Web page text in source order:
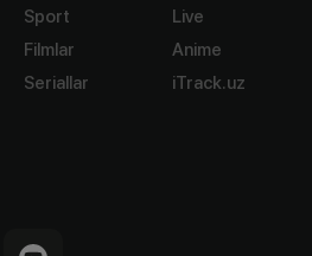
Sport
Filmlar
Seriallar
Live
Anime
iTrack.uz